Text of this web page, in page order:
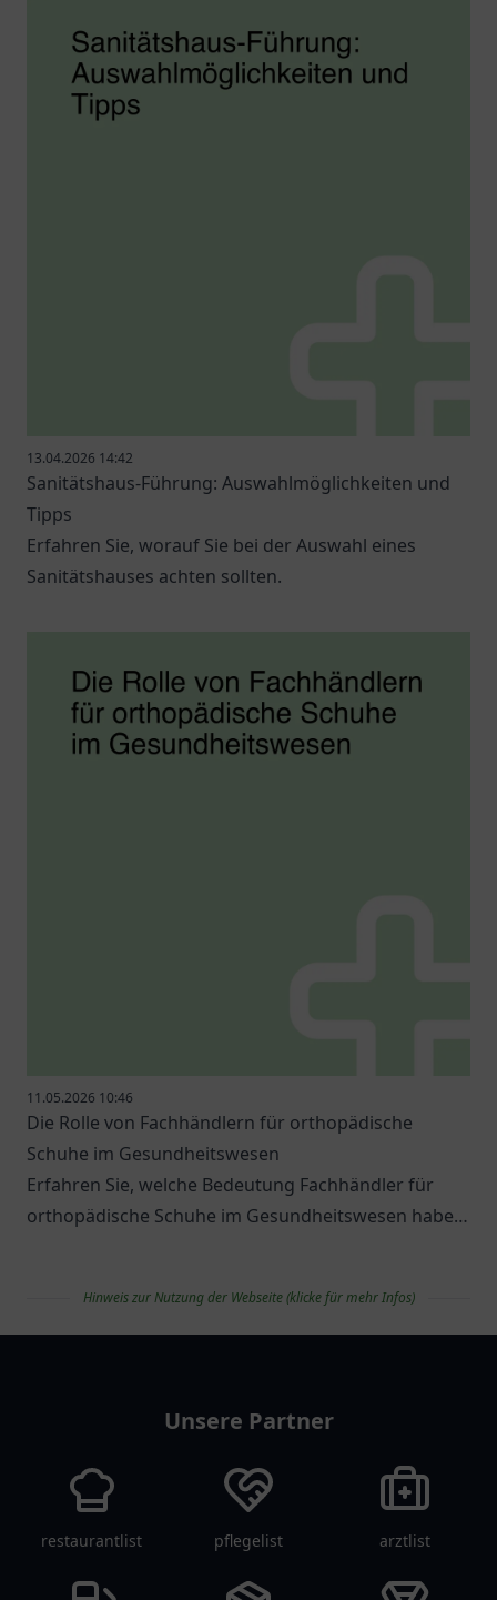
13.04.2026 14:42
Sanitätshaus-Führung: Auswahlmöglichkeiten und
Tipps
Erfahren Sie, worauf Sie bei der Auswahl eines
Sanitätshauses achten sollten.
11.05.2026 10:46
Die Rolle von Fachhändlern für orthopädische
Schuhe im Gesundheitswesen
Erfahren Sie, welche Bedeutung Fachhändler für
orthopädische Schuhe im Gesundheitswesen haben
Hinweis zur Nutzung der Webseite (klicke für mehr Infos)
Unsere Partner
restaurantlist pflegelist arztlist